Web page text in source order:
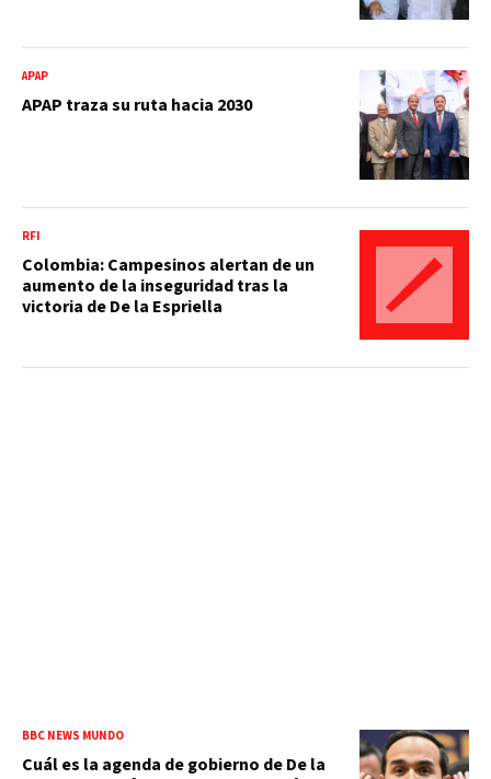
APAP
APAP traza su ruta hacia 2030
RFI
Colombia: Campesinos alertan de un
aumento de la inseguridad tras la
victoria de De la Espriella
BBC NEWS MUNDO
Cuál es la agenda de gobierno de De la